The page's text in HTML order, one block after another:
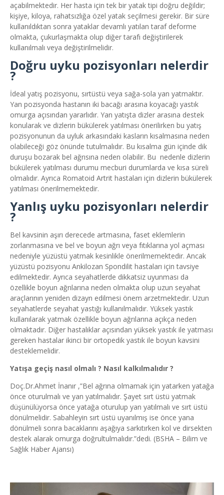
açabilmektedir. Her hasta için tek bir yatak tipi doğru değildir;
kişiye, kiloya, rahatsızlığa özel yatak seçilmesi gerekir. Bir süre
kullanıldıktan sonra yataklar devamlı yatılan taraf deforme
olmakta, çukurlaşmakta olup diğer tarafı değiştirilerek
kullanılmalı veya değiştirilmelidir.
Doğru uyku pozisyonları nelerdir
?
İdeal yatış pozisyonu, sırtüstü veya sağa-sola yan yatmaktır.
Yan pozisyonda hastanın iki bacağı arasına koyacağı yastık
omurga açısından yararlıdır. Yan yatışta dizler arasına destek
konularak ve dizlerin bükülerek yatılması önerilirken bu yatış
pozisyonunun da uyluk arkasındaki kasların kısalmasına neden
olabileceği göz önünde tutulmalıdır. Bu kısalma gün içinde dik
duruşu bozarak bel ağrısına neden olabilir. Bu nedenle dizlerin
bükülerek yatılması durumu mecburi durumlarda ve kısa süreli
olmalıdır. Ayrıca Romatoid Artrit hastaları için dizlerin bükülerek
yatılması önerilmemektedir.
Yanlış uyku pozisyonları nelerdir
?
Bel kavsinin aşırı derecede artmasına, faset eklemlerin
zorlanmasına ve bel ve boyun ağrı veya fıtıklarına yol açması
nedeniyle yüzüstü yatmak kesinlikle önerilmemektedir. Ancak
yüzüstü pozisyonu Ankilozan Spondilit hastaları için tavsiye
edilmektedir. Ayrıca seyahatlerde dikkatsiz uyunması da
özellikle boyun ağrılarına neden olmakta olup uzun seyahat
araçlarının yeniden dizayn edilmesi önem arzetmektedir. Uzun
seyahatlerde seyahat yastığı kullanılmalıdır. Yüksek yastık
kullanılarak yatmak özellikle boyun ağrılarına açıkça neden
olmaktadır. Diğer hastalıklar açısından yüksek yastık ile yatması
gereken hastalar ikinci bir ortopedik yastık ile boyun kavsini
desteklemelidir.
Yatışa geçiş nasıl olmalı ? Nasıl kalkılmalıdır ?
Doç.Dr.Ahmet İnanır ,”Bel ağrına olmamak için yatarken yatağa
önce oturulmalı ve yan yatılmalıdır. Şayet sırt üstü yatmak
düşünülüyorsa önce yatağa oturulup yan yatılmalı ve sırt üstü
dönülmelidir. Sabahleyin sırt üstü uyanılmış ise önce yana
dönülmeli sonra bacaklarını aşağıya sarkıtırken kol ve dirsekten
destek alarak omurga doğrultulmalıdır.”dedi. (BSHA – Bilim ve
Sağlık Haber Ajansı)